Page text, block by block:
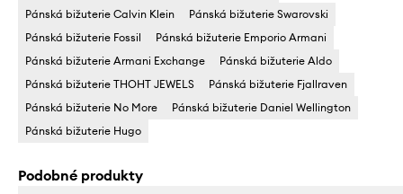
Pánská bižuterie Calvin Klein
Pánská bižuterie Swarovski
Pánská bižuterie Fossil
Pánská bižuterie Emporio Armani
Pánská bižuterie Armani Exchange
Pánská bižuterie Aldo
Pánská bižuterie THOHT JEWELS
Pánská bižuterie Fjallraven
Pánská bižuterie No More
Pánská bižuterie Daniel Wellington
Pánská bižuterie Hugo
Podobné produkty